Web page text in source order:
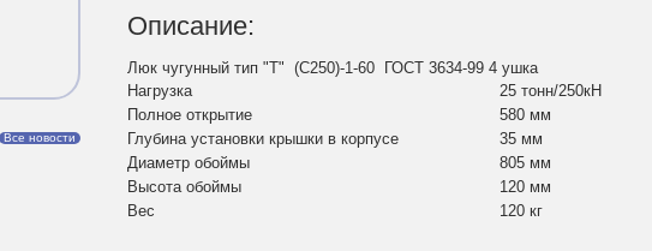
Все новости
Описание:
Люк чугунный тип "Т" (С250)-1-60 ГОСТ 3634-99 4 ушка
Нагрузка
25 тонн/250кН
Полное открытие
580 мм
Глубина установки крышки в корпусе
35 мм
Диаметр обоймы
805 мм
Высота обоймы
120 мм
Вес
120 кг